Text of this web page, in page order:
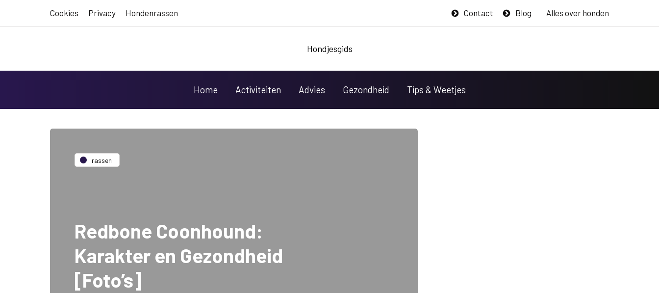
Cookies Privacy Hondenrassen Blog
Contact Alles over honden
Hondjesgids
Home Activiteiten Advies Gezondheid Tips & Weetjes
rassen
Redbone Coonhound:
Karakter en Gezondheid
[Foto’s]